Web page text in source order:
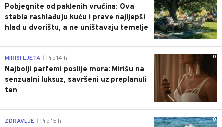
Pobjegnite od paklenih vrućina: Ova
stabla rashlađuju kuću i prave najljepši
hlad u dvorištu, a ne uništavaju temelje
0
MIRISI LJETA Pre 14 h
Najbolji parfemi poslije mora: Mirišu na
senzualni luksuz, savršeni uz preplanuli
ten
0
ZDRAVLJE Pre 15 h